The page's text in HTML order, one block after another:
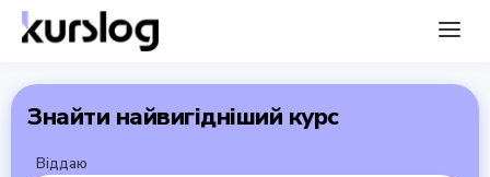
Знайти найвигідніший курс
Віддаю